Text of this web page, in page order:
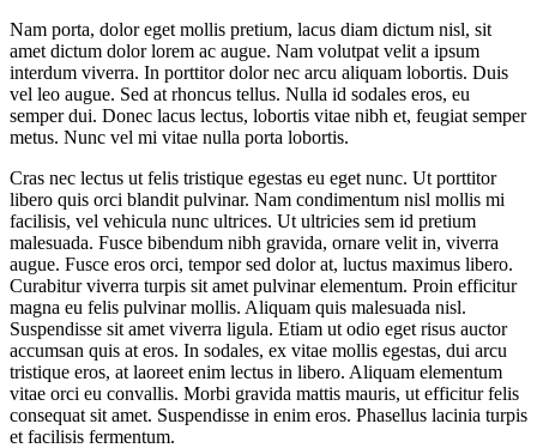
Nam porta, dolor eget mollis pretium, lacus diam dictum nisl, sit
amet dictum dolor lorem ac augue. Nam volutpat velit a ipsum
interdum viverra. In porttitor dolor nec arcu aliquam lobortis. Duis
vel leo augue. Sed at rhoncus tellus. Nulla id sodales eros, eu
semper dui. Donec lacus lectus, lobortis vitae nibh et, feugiat semper
metus. Nunc vel mi vitae nulla porta lobortis.
Cras nec lectus ut felis tristique egestas eu eget nunc. Ut porttitor
libero quis orci blandit pulvinar. Nam condimentum nisl mollis mi
facilisis, vel vehicula nunc ultrices. Ut ultricies sem id pretium
malesuada. Fusce bibendum nibh gravida, ornare velit in, viverra
augue. Fusce eros orci, tempor sed dolor at, luctus maximus libero.
Curabitur viverra turpis sit amet pulvinar elementum. Proin efficitur
magna eu felis pulvinar mollis. Aliquam quis malesuada nisl.
Suspendisse sit amet viverra ligula. Etiam ut odio eget risus auctor
accumsan quis at eros. In sodales, ex vitae mollis egestas, dui arcu
tristique eros, at laoreet enim lectus in libero. Aliquam elementum
vitae orci eu convallis. Morbi gravida mattis mauris, ut efficitur felis
consequat sit amet. Suspendisse in enim eros. Phasellus lacinia turpis
et facilisis fermentum.